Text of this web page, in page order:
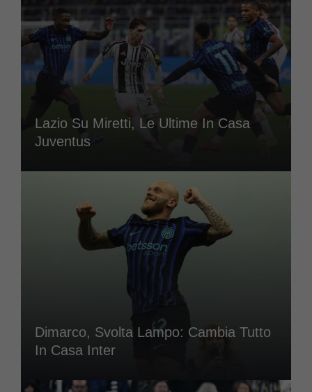
Lazio Su Miretti, Le Ultime In Casa
Juventus
Dimarco, Svolta Lampo: Cambia Tutto
In Casa Inter